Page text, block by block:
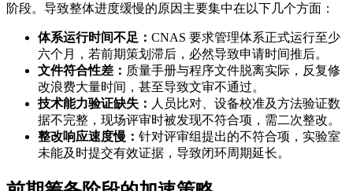
阶段。导致整体进度缓慢的原因主要集中在以下几个方面：
体系运行时间不足： CNAS 要求管理体系正式运行至少
六个月，若前期策划滞后，必然导致申请时间推后。
文件符合性差： 质量手册与程序文件脱离实际，反复修
改浪费大量时间，甚至导致文审不通过。
技术能力验证缺失： 人员比对、设备校准及方法验证数
据不完整，现场评审时被发现不符合项，需二次整改。
整改响应速度慢： 针对评审组提出的不符合项，实验室
未能及时提交有效证据，导致闭环周期延长。